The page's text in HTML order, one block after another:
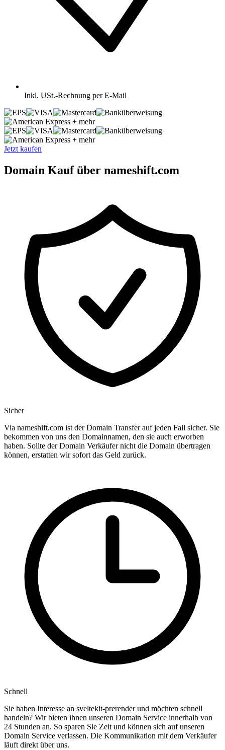
Inkl. USt.-Rechnung per E-Mail
+ mehr
+ mehr
Jetzt kaufen
Domain Kauf über nameshift.com
Sicher
Via nameshift.com ist der Domain Transfer auf jeden Fall sicher. Sie
bekommen von uns den Domainnamen, den sie auch erworben
haben. Sollte der Domain Verkäufer nicht die Domain übertragen
können, erstatten wir sofort das Geld zurück.
Schnell
Sie haben Interesse an sveltekit-prerender und möchten schnell
handeln? Wir bieten ihnen unseren Domain Service innerhalb von
24 Stunden an. So sparen Sie Zeit und können sich auf unseren
Domain Service verlassen. Die Kommunikation mit dem Verkäufer
läuft direkt über uns.